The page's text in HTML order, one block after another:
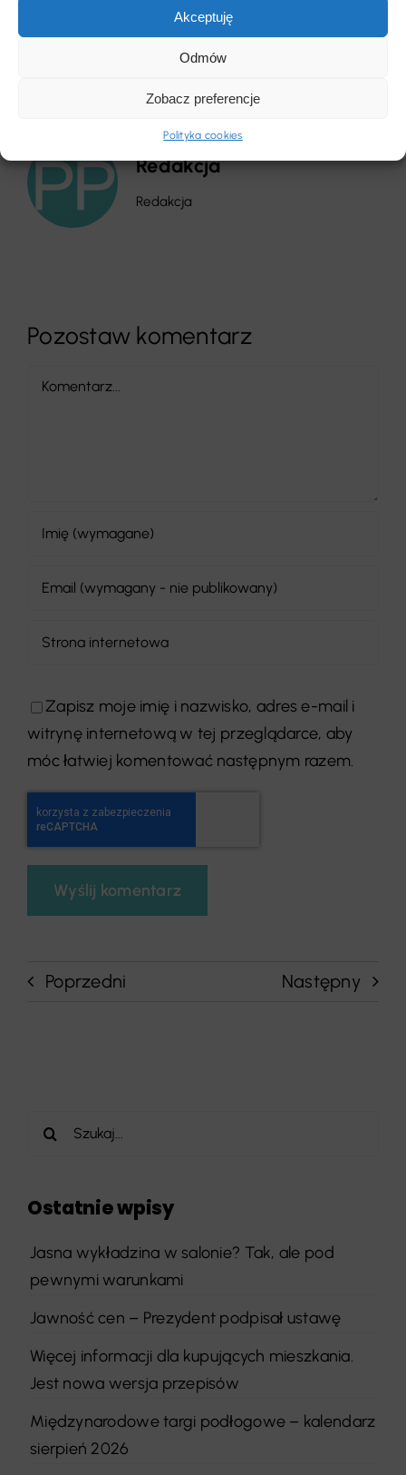
Akceptuję
Odmów
Zobacz preferencje
Polityka cookies
Redakcja
Redakcja
Pozostaw komentarz
Comment
Zapisz moje imię i nazwisko, adres e-mail i
witrynę internetową w tej przeglądarce, aby
móc łatwiej komentować następnym razem.
Poprzedni Następny
Szukaj
Ostatnie wpisy
Jasna wykładzina w salonie? Tak, ale pod
pewnymi warunkami
Jawność cen – Prezydent podpisał ustawę
Więcej informacji dla kupujących mieszkania.
Jest nowa wersja przepisów
Międzynarodowe targi podłogowe – kalendarz
sierpień 2026